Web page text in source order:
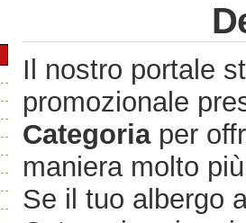
Il nostro portale
promozionale
Categoriaper
maniera molto
Se il tuo albergo